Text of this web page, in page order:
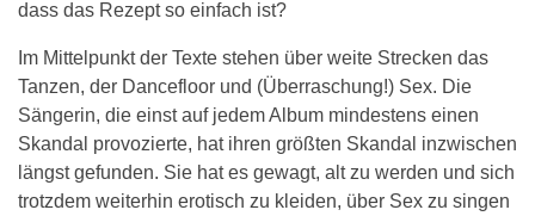
dass das Rezept so einfach ist?
Im Mittelpunkt der Texte stehen über weite Strecken das
Tanzen, der Dancefloor und (Überraschung!) Sex. Die
Sängerin, die einst auf jedem Album mindestens einen
Skandal provozierte, hat ihren größten Skandal inzwischen
längst gefunden. Sie hat es gewagt, alt zu werden und sich
trotzdem weiterhin erotisch zu kleiden, über Sex zu singen